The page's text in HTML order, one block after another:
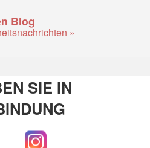
Blog
»
SIE IN